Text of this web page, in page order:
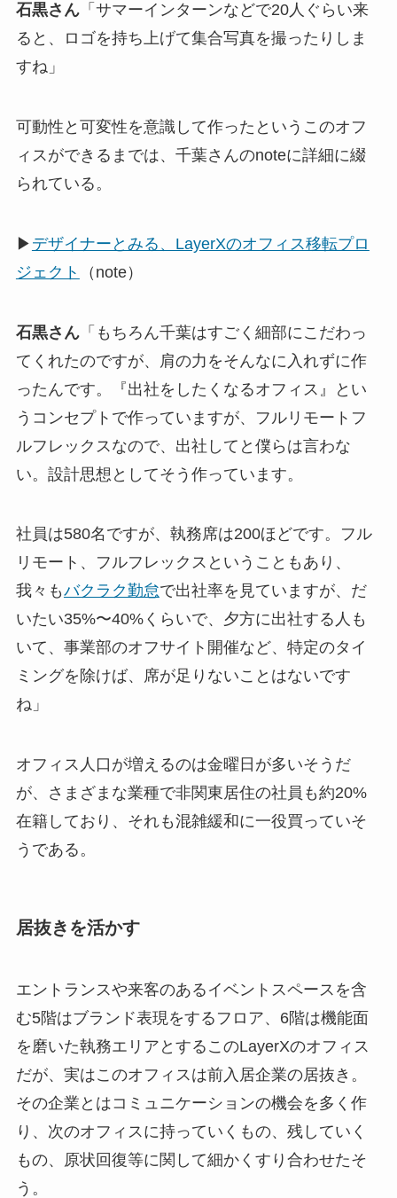
石黒さん「サマーインターンなどで20人ぐらい来
ると、ロゴを持ち上げて集合写真を撮ったりしま
すね」
可動性と可変性を意識して作ったというこのオフ
ィスができるまでは、千葉さんのnoteに詳細に綴
られている。
▶︎ デザイナーとみる、LayerXのオフィス移転プロ
ジェクト
（note）
石黒さん「もちろん千葉はすごく細部にこだわっ
てくれたのですが、肩の力をそんなに入れずに作
ったんです。『出社をしたくなるオフィス』とい
うコンセプトで作っていますが、フルリモートフ
ルフレックスなので、出社してと僕らは言わな
い。設計思想としてそう作っています。
社員は580名ですが、執務席は200ほどです。フル
リモート、フルフレックスということもあり、
我々もバクラク勤怠で出社率を見ていますが、だ
いたい35%〜40%くらいで、夕方に出社する人も
いて、事業部のオフサイト開催など、特定のタイ
ミングを除けば、席が足りないことはないです
ね」
オフィス人口が増えるのは金曜日が多いそうだ
が、さまざまな業種で非関東居住の社員も約20%
在籍しており、それも混雑緩和に一役買っていそ
うである。
居抜きを活かす
エントランスや来客のあるイベントスペースを含
む5階はブランド表現をするフロア、6階は機能面
を磨いた執務エリアとするこのLayerXのオフィス
だが、実はこのオフィスは前入居企業の居抜き。
その企業とはコミュニケーションの機会を多く作
り、次のオフィスに持っていくもの、残していく
もの、原状回復等に関して細かくすり合わせたそ
う。